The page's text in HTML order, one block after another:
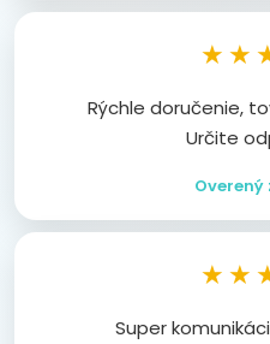
Rýchle doručenie,
Určite
Super